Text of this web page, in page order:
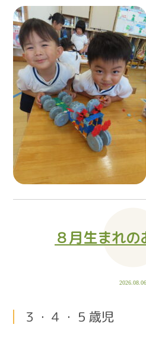
８月生まれ
2026.08.06
３・４・５歳児